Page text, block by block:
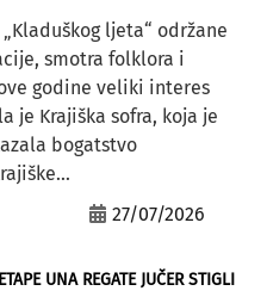
ljeta“ održane
smotra folklora i
godine veliki interes
je Krajiška sofra, koja je
bogatstvo
27/07/2026
UNA REGATE JUČER STIGLI